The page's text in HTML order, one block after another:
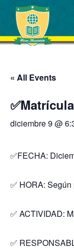
« All Events
diciembre 9 @
✅FECHA:
✅ HORA:
✅ ACTIVIDAD:
✅